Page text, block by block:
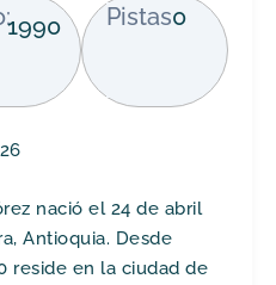
1990 Pistas0
nació el 24 de abril
Antioquia. Desde
reside en la ciudad de